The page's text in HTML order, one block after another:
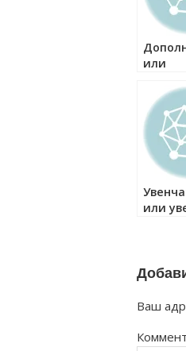
или
как
или
Ваш